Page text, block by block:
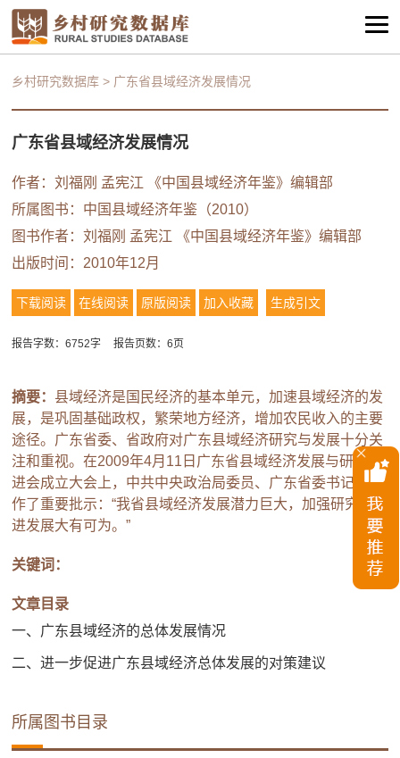
乡村研究数据库 > 广东省县域经济发展情况
广东省县域经济发展情况
作者：刘福刚 孟宪江
《中国县域经济年鉴》编辑部
所属图书： 中国县域经济年鉴（2010）
图书作者：刘福刚 孟宪江
《中国县域经济年鉴》编辑部
出版时间：2010年12月
下载阅读 在线阅读 原版阅读 加入收藏 生成引文
报告字数：6752字 报告页数：6页
摘要： 县域经济是国民经济的基本单元，加速县域经济的发
展，是巩固基础政权，繁荣地方经济，增加农民收入的主要
途径。广东省委、省政府对广东县域经济研究与发展十分关
注和重视。在2009年4月11日广东省县域经济发展与研究促
进会成立大会上，中共中央政治局委员、广东省委书记汪洋
作了重要批示：“我省县域经济发展潜力巨大，加强研究，促
进发展大有可为。”
关键词：
文章目录
一、广东县域经济的总体发展情况
二、进一步促进广东县域经济总体发展的对策建议
所属图书目录